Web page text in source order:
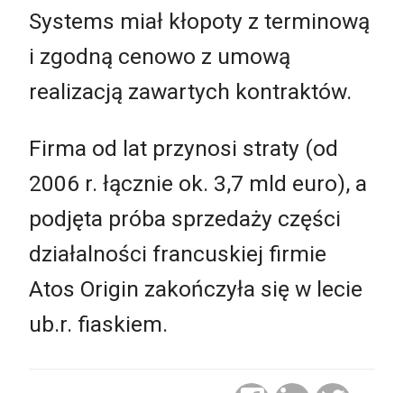
Systems miał kłopoty z terminową
i zgodną cenowo z umową
realizacją zawartych kontraktów.
Firma od lat przynosi straty (od
2006 r. łącznie ok. 3,7 mld euro), a
podjęta próba sprzedaży części
działalności francuskiej firmie
Atos Origin zakończyła się w lecie
ub.r. fiaskiem.